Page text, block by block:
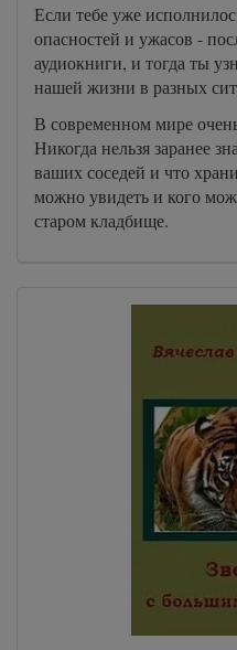
Если тебе уже
опасностей и ужасов -
аудиокниги, и тогда ты
нашей жизни в разных
В современном мире
Никогда нельзя заранее
ваших соседей и что
можно увидеть и кого
старом кладбище.